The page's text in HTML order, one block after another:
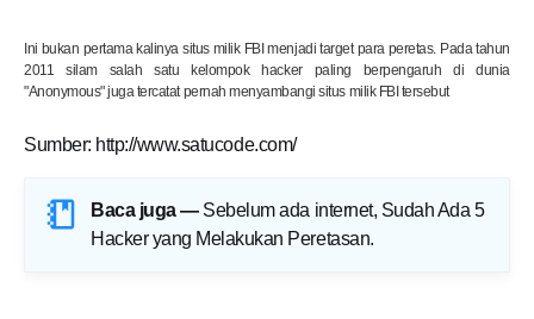
Ini bukan pertama kalinya situs milik FBI menjadi target para peretas. Pada tahun
2011 silam salah satu kelompok hacker paling berpengaruh di dunia
"Anonymous" juga tercatat pernah menyambangi situs milik FBI tersebut
Sumber: http://www.satucode.com/
Baca juga — Sebelum ada internet, Sudah Ada 5
Hacker yang Melakukan Peretasan.